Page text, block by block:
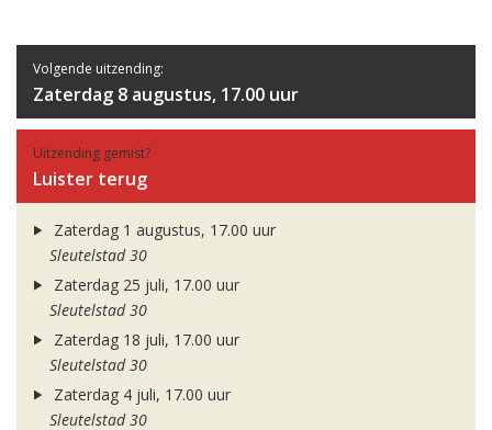
Volgende uitzending:
Zaterdag 8 augustus, 17.00 uur
Uitzending gemist?
Luister terug
Zaterdag 1 augustus, 17.00 uur
Sleutelstad 30
Zaterdag 25 juli, 17.00 uur
Sleutelstad 30
Zaterdag 18 juli, 17.00 uur
Sleutelstad 30
Zaterdag 4 juli, 17.00 uur
Sleutelstad 30